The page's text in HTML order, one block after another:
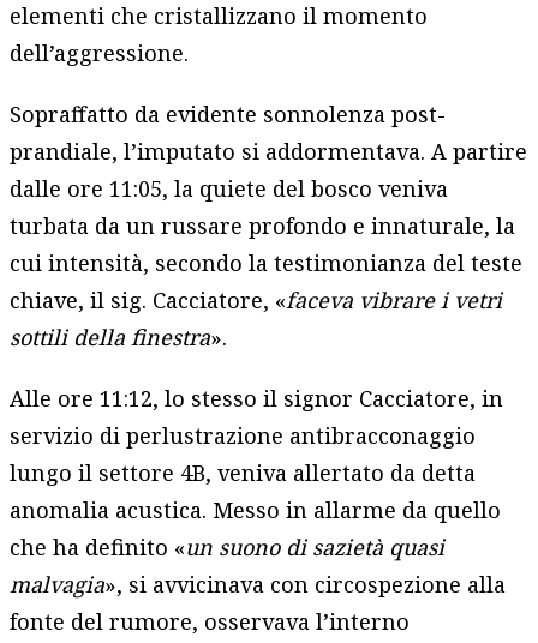
elementi che cristallizzano il momento
dell’aggressione.
Sopraffatto da evidente sonnolenza post-
prandiale, l’imputato si addormentava. A partire
dalle ore 11:05, la quiete del bosco veniva
turbata da un russare profondo e innaturale, la
cui intensità, secondo la testimonianza del teste
chiave, il sig. Cacciatore, «faceva vibrare i vetri
sottili della finestra».
Alle ore 11:12, lo stesso il signor Cacciatore, in
servizio di perlustrazione antibracconaggio
lungo il settore 4B, veniva allertato da detta
anomalia acustica. Messo in allarme da quello
che ha definito «un suono di sazietà quasi
malvagia», si avvicinava con circospezione alla
fonte del rumore, osservava l’interno